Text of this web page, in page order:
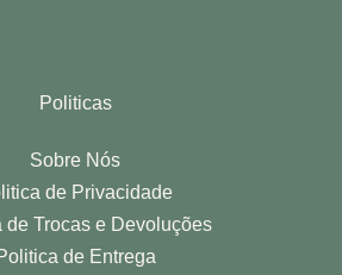
Politicas
Sobre Nós
de Privacidade
de Trocas e Devoluções
de Entrega